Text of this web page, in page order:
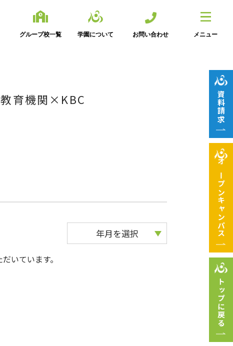
グループ校一覧 学園について お問い合わせ メニュー
育機関×KBC
年月を選択
いています。
資料請求
オープン
キャンパス
トップに戻る